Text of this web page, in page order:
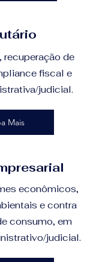
recuperação de
fiscal e
judicial.
Mais
econômicos,
e contra
consumo, em
judicial.